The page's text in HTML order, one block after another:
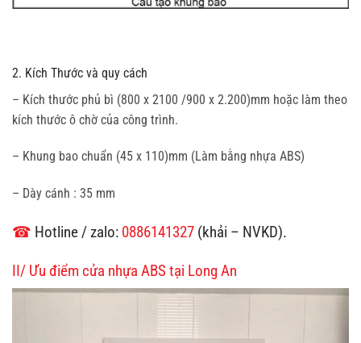
2. Kích Thước và quy cách
– Kích thước phủ bì (800 x 2100 /900 x 2.200)mm hoặc làm theo
kích thước ô chờ của công trình.
– Khung bao chuẩn (45 x 110)mm (Làm bằng nhựa ABS)
– Dày cánh : 35 mm
☎ Hotline / zalo: 0886141327 (khải – NVKD).
II/ Ưu điểm cửa nhựa ABS tại Long An